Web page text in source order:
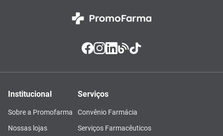
Institucional
Sobre a Promofarma
Nossas lojas
Serviços
Convênio Farmácia
Serviços Farmacêuticos